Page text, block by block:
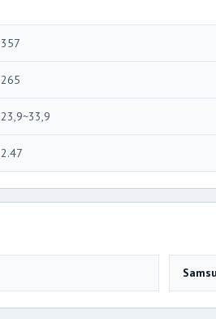
357
265
23,9~33,9
2.47